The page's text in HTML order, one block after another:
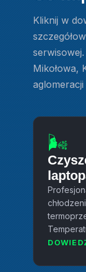
Kliknij w
Mikołowa,
aglomeracji
🌬️